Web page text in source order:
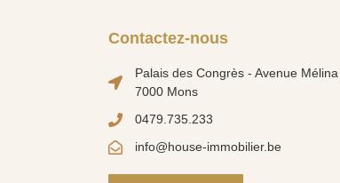
Contactez-nous
Palais des Congrès - Avenue
7000 Mons
0479.735.233
info@house-immobilier.be